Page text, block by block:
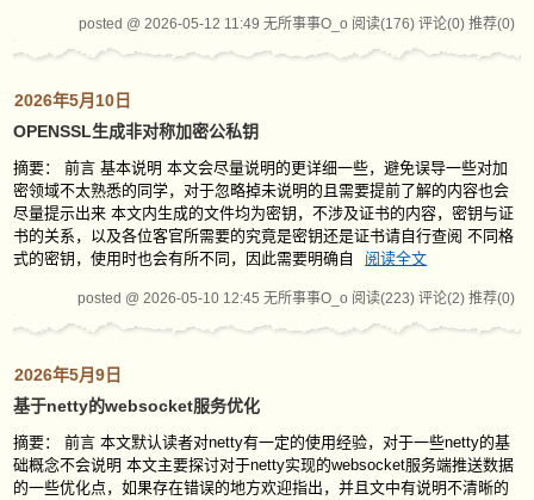
posted @ 2026-05-12 11:49 无所事事O_o 阅读(176) 评论(0) 推荐(0)
2026年5月10日
OPENSSL生成非对称加密公私钥
摘要： 前言 基本说明 本文会尽量说明的更详细一些，避免误导一些对加
密领域不太熟悉的同学，对于忽略掉未说明的且需要提前了解的内容也会
尽量提示出来 本文内生成的文件均为密钥，不涉及证书的内容，密钥与证
书的关系，以及各位客官所需要的究竟是密钥还是证书请自行查阅 不同格
式的密钥，使用时也会有所不同，因此需要明确自
阅读全文
posted @ 2026-05-10 12:45 无所事事O_o 阅读(223) 评论(2) 推荐(0)
2026年5月9日
基于netty的websocket服务优化
摘要： 前言 本文默认读者对netty有一定的使用经验，对于一些netty的基
础概念不会说明 本文主要探讨对于netty实现的websocket服务端推送数据
的一些优化点，如果存在错误的地方欢迎指出，并且文中有说明不清晰的